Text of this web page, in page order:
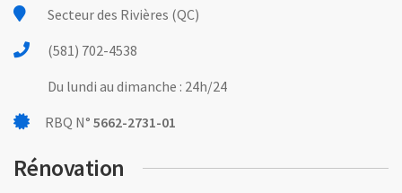
Secteur des Rivières (QC)
(581) 702-4538
Du lundi au dimanche : 24h/24
RBQ N° 5662-2731-01
Rénovation